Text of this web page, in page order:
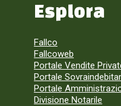
Esplora
Fallco
Fallcoweb
Portale Vendite
Portale
Portale
Divisione Notarile